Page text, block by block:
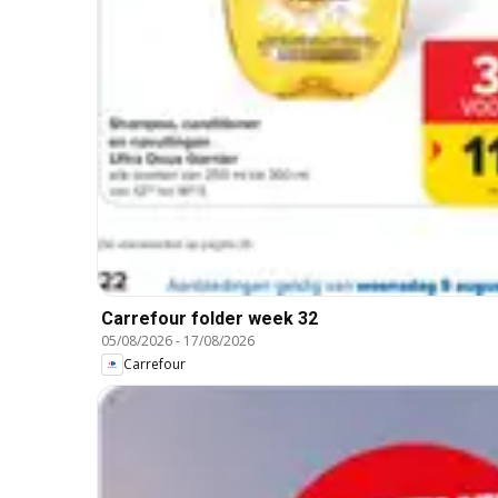
Carrefour folder week 32
05/08/2026- 17/08/2026
Carrefour